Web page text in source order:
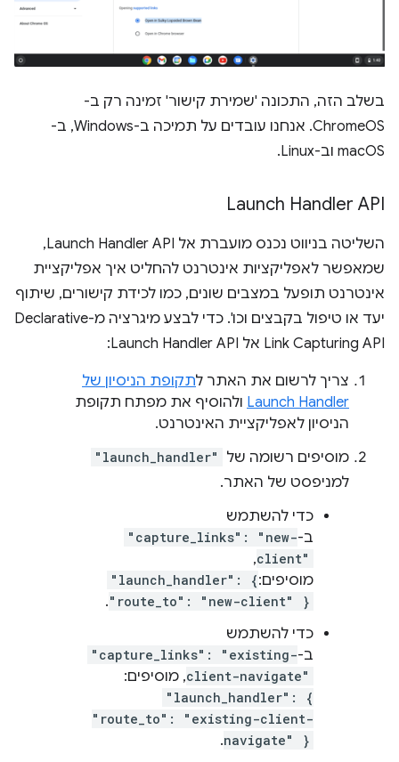
בשלב הזה, התכונה 'שמירת קישור' זמינה רק ב-
ChromeOS. אנחנו עובדים על תמיכה ב-Windows, ב-
macOS וב-Linux.
Launch Handler API
השליטה בניווט נכנס מועברת אל Launch Handler API,
שמאפשר לאפליקציות אינטרנט להחליט איך אפליקציית
אינטרנט תופעל במצבים שונים, כמו לכידת קישורים, שיתוף
יעד או טיפול בקבצים וכו'. כדי לבצע מיגרציה מ-Declarative
Link Capturing API אל Launch Handler API:
צריך לרשום את האתר לתקופת הניסיון של
Launch Handler ולהוסיף את מפתח תקופת
הניסיון לאפליקציית האינטרנט.
מוסיפים רשומה של
"launch_handler"
למניפסט של האתר.
כדי להשתמש
ב-"capture_links": "new-
client"
,
מוסיפים:"launch_handler": {
"route_to": "new-client" }
.
כדי להשתמש
ב-"capture_links": "existing-
client-navigate", מוסיפים:
"launch_handler": {
"route_to": "existing-client-
navigate" }
.